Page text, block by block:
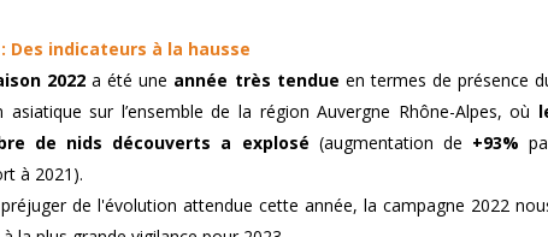
: Des indicateurs à la hausse
2022a été une année très tendue en termes de présence
asiatique sur l’ensemble de la région Auvergne Rhône-Alpes, où
de nids découverts a explosé (augmentation de +93%
à 2021).
de l'évolution attendue cette année, la campagne 2022